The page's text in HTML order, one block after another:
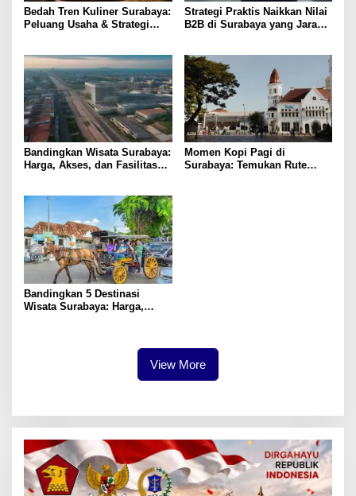
Bedah Tren Kuliner Surabaya:
Peluang Usaha & Strategi
Strategi Praktis Naikkan Nilai
B2B di Surabaya yang Jarang
Bandingkan Wisata Surabaya:
Harga, Akses, dan Fasilitas
Momen Kopi Pagi di
Surabaya: Temukan Rute
Bandingkan 5 Destinasi
Wisata Surabaya: Harga,
View More